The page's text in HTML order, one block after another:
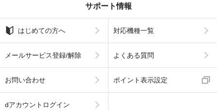
サポート情報
はじめての方へ 対応機種一覧
メールサービス登録/解除 よくある質問
お問い合わせ ポイント表示設定
dアカウントログイン